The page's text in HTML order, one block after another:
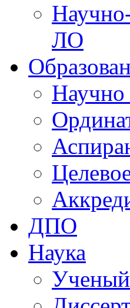
ЛО
Научно
ДПО
Наука
Ученый